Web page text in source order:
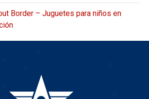
Border – Juguetes para niños en